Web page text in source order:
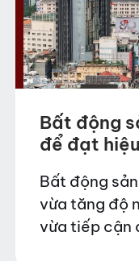
Bất động
để đạt
Bất động
vừa tăng độ
vừa tiếp cận